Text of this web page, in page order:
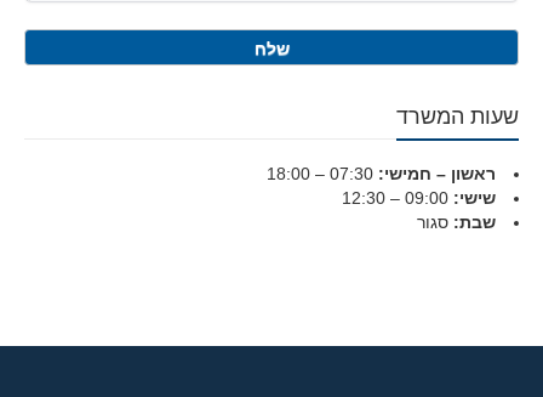
שעות המשרד
ראשון – חמישי: 07:30 – 18:00
שישי: 09:00 – 12:30
שבת: סגור